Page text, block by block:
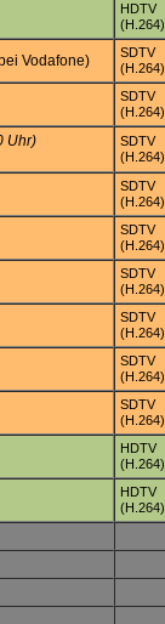
HDTV
(H.264)
Vodafone)
SDTV
(H.264)
SDTV
(H.264)
Uhr)
SDTV
(H.264)
SDTV
(H.264)
SDTV
(H.264)
SDTV
(H.264)
SDTV
(H.264)
SDTV
(H.264)
SDTV
(H.264)
HDTV
(H.264)
HDTV
(H.264)